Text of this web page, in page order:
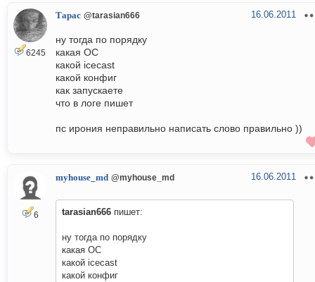
6245
Тарас @tarasian666 16.06.2011
ну тогда по порядку
какая ОС
какой icecast
какой конфиг
как запускаете
что в логе пишет
пс ирония неправильно написать слово правильно ))
6
myhouse_md @myhouse_md 16.06.2011
tarasian666 пишет:
ну тогда по порядку
какая ОС
какой icecast
какой конфиг